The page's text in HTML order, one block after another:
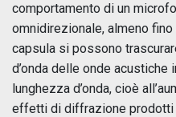
comportamento di un
omnidirezionale, almeno
capsula si possono
d’onda delle onde
lunghezza d’onda, cioè
effetti di diffrazione prodotti